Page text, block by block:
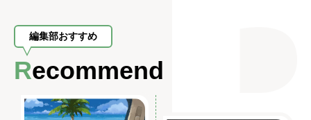
編集部おすすめ
Recommend